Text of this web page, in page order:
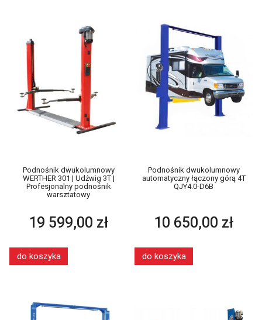
Podnośnik dwukolumnowy
WERTHER 301 | Udźwig 3T |
Profesjonalny podnośnik
warsztatowy
19 599,00 zł
do koszyka
Podnośnik dwukolumnowy
automatyczny łączony górą 4T
QJY4.0-D6B
10 650,00 zł
do koszyka